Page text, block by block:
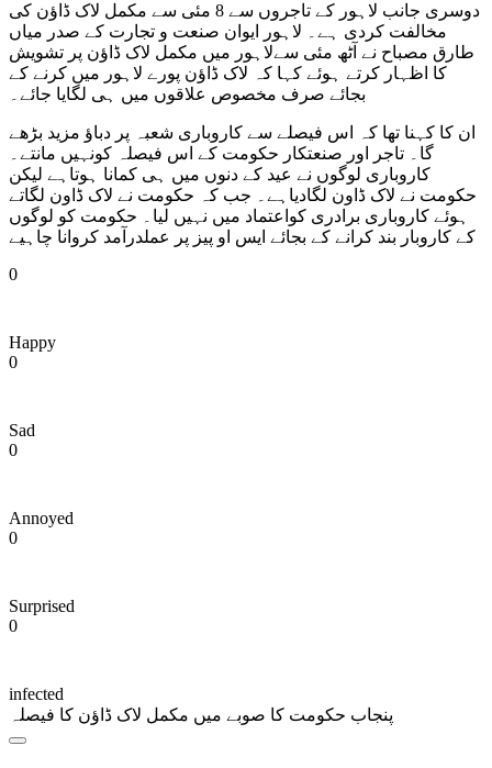
دوسری جانب لاہور کے تاجروں سے 8 مئی سے مکمل لاک ڈاؤن کی
مخالفت کردی ہے۔ لاہور ایوان صنعت و تجارت کے صدر میاں
طارق مصباح نے آٹھ مئی سےلاہور میں مکمل لاک ڈاؤن پر تشویش
کا اظہار کرتے ہوئے کہا کہ لاک ڈاؤن پورے لاہور میں کرنے کے
بجائے صرف مخصوص علاقوں میں ہی لگایا جائے۔
ان کا کہنا تھا کہ اس فیصلے سے کاروباری شعبہ پر دباؤ مزید بڑھے
گا۔ تاجر اور صنعتکار حکومت کے اس فیصلہ کونہیں مانتے۔
کاروباری لوگوں نے عید کے دنوں میں ہی کمانا ہوتاہے لیکن
حکومت نے لاک ڈاون لگادیاہے۔ جب کہ حکومت نے لاک ڈاون لگاتے
ہوئے کاروباری برادری کواعتماد میں نہیں لیا۔ حکومت کو لوگوں
کے کاروبار بند کرانے کے بجائے ایس او پیز پر عملدرآمد کروانا چاہیے
0
Happy
0
Sad
0
Annoyed
0
Surprised
0
infected
پنجاب حکومت کا صوبے میں مکمل لاک ڈاؤن کا فیصلہ